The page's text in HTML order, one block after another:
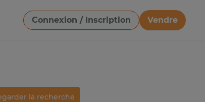
Connexion / Inscription
Vendre
Télécharger une image
la recherche